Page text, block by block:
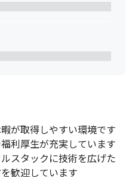
フィスドック』や『ココシン
システムを横断して開発する
り上げていただく初期コアメ
が取得しやすい環境です
利厚生が充実しています
スタックに技術を広げた
歓迎しています